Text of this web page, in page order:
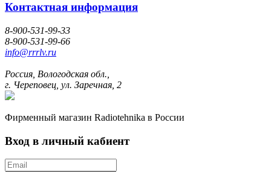
Контактная информация
8-900-531-99-33
8-900-531-99-66
info@rrrlv.ru
Россия, Вологодская обл.,
г. Череповец, ул. Заречная, 2
Фирменный магазин Radiotehnika в России
Вход в личный кабиент